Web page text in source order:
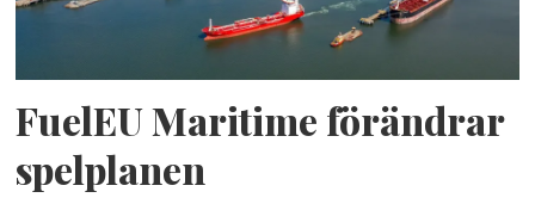
FuelEU Maritime förändrar
spelplanen